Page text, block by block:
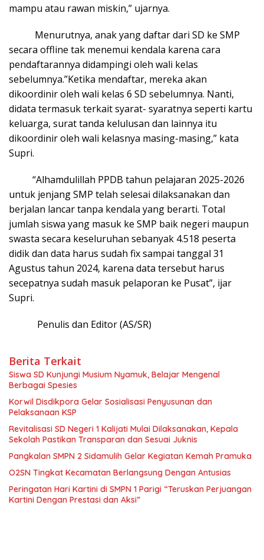
mampu atau rawan miskin,” ujarnya.
Menurutnya, anak yang daftar dari SD ke SMP
secara offline tak menemui kendala karena cara
pendaftarannya didampingi oleh wali kelas
sebelumnya.”Ketika mendaftar, mereka akan
dikoordinir oleh wali kelas 6 SD sebelumnya. Nanti,
didata termasuk terkait syarat- syaratnya seperti kartu
keluarga, surat tanda kelulusan dan lainnya itu
dikoordinir oleh wali kelasnya masing-masing,” kata
Supri.
“Alhamdulillah PPDB tahun pelajaran 2025-2026
untuk jenjang SMP telah selesai dilaksanakan dan
berjalan lancar tanpa kendala yang berarti. Total
jumlah siswa yang masuk ke SMP baik negeri maupun
swasta secara keseluruhan sebanyak 4.518 peserta
didik dan data harus sudah fix sampai tanggal 31
Agustus tahun 2024, karena data tersebut harus
secepatnya sudah masuk pelaporan ke Pusat”, ijar
Supri.
Penulis dan Editor (AS/SR)
Berita Terkait
Siswa SD Kunjungi Musium Nyamuk, Belajar Mengenal
Berbagai Spesies
Korwil Disdikpora Gelar Sosialisasi Penyusunan dan
Pelaksanaan KSP
Revitalisasi SD Negeri 1 Kalijati Mulai Dilaksanakan, Kepala
Sekolah Pastikan Transparan dan Sesuai Juknis
Pangkalan SMPN 2 Sidamulih Gelar Kegiatan Kemah Pramuka
O2SN Tingkat Kecamatan Berlangsung Dengan Antusias
Peringatan Hari Kartini di SMPN 1 Parigi “Teruskan Perjuangan
Kartini Dengan Prestasi dan Aksi”